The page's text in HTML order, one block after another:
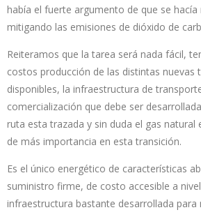
había el fuerte argumento de que se
mitigando las emisiones de dióxido de
Reiteramos que la tarea será nada fácil,
costos producción de las distintas nuevas
disponibles, la infraestructura de
comercialización que debe ser
ruta esta trazada y sin duda el gas natural
de más importancia en esta transición.
Es el único energético de características
suministro firme, de costo accesible a
infraestructura bastante desarrollada para